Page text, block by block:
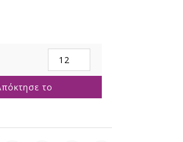
ΣΑΚΟΥΛΑ
32+12x41EK
ΣΤΡΙΦΤΟ
ΧΕΡΙ
το